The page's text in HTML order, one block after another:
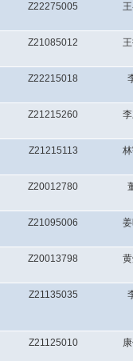
Z22275005
Z21085012
Z22215018
Z21215260
Z21215113
Z20012780
Z21095006
Z20013798
Z21135035
Z21125010